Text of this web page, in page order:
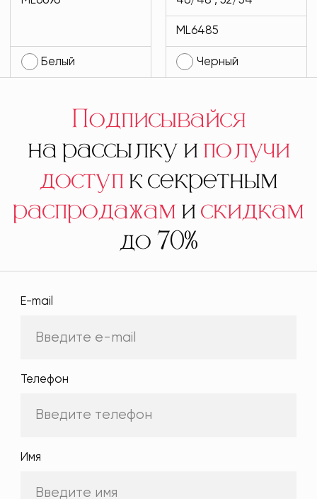
Белый
MODLAV ML6485-
13
ML6485
Черный
Подписывайся
на рассылку иполучи
доступк секретным
распродажамискидкам
до 70%
E-mail
Телефон
Имя